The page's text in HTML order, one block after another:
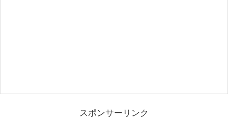
スポンサーリンク